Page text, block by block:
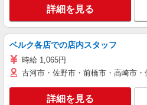
詳細を見る
ベルク各店での店内スタッフ
時給 1,065円
古河市・佐野市・前橋市・高崎市
詳細を見る